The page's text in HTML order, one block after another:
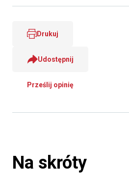
Drukuj
Udostępnij
Prześlij opinię
Na skróty